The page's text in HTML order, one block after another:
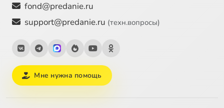
fond@predanie.ru
support@predanie.ru (техн.вопросы)
Мне нужна помощь